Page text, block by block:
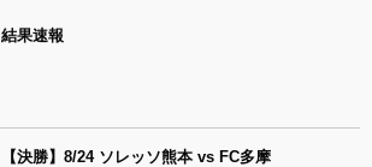
結果速報
【決勝】8/24 ソレッソ熊本 vs FC多摩